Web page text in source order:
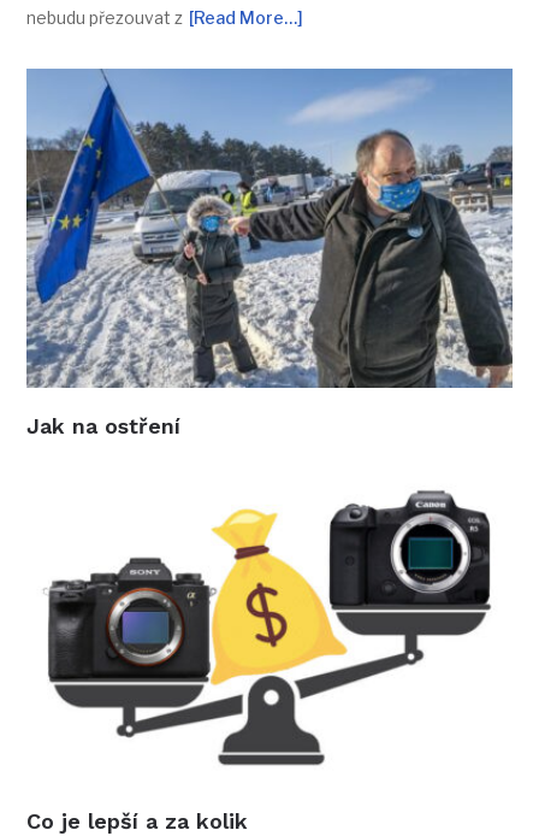
nebudu přezouvat z [Read More…]
Jak na ostření
Co je lepší a za kolik